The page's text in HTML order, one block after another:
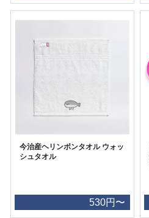
今治産ヘリンボンタオル ウォッ
シュタオル
530円〜